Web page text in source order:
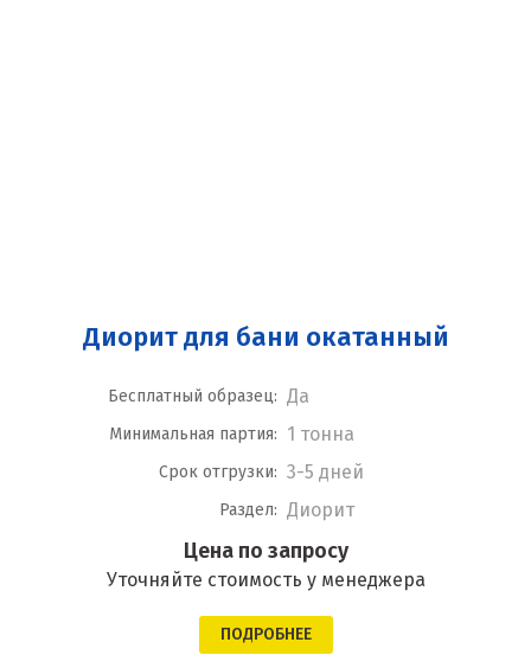
Диорит для бани окатанный
Бесплатный образец: Да
Минимальная партия: 1 тонна
Срок отгрузки: 3-5 дней
Раздел: Диорит
Цена по запросу
Уточняйте стоимость у менеджера
ПОДРОБНЕЕ